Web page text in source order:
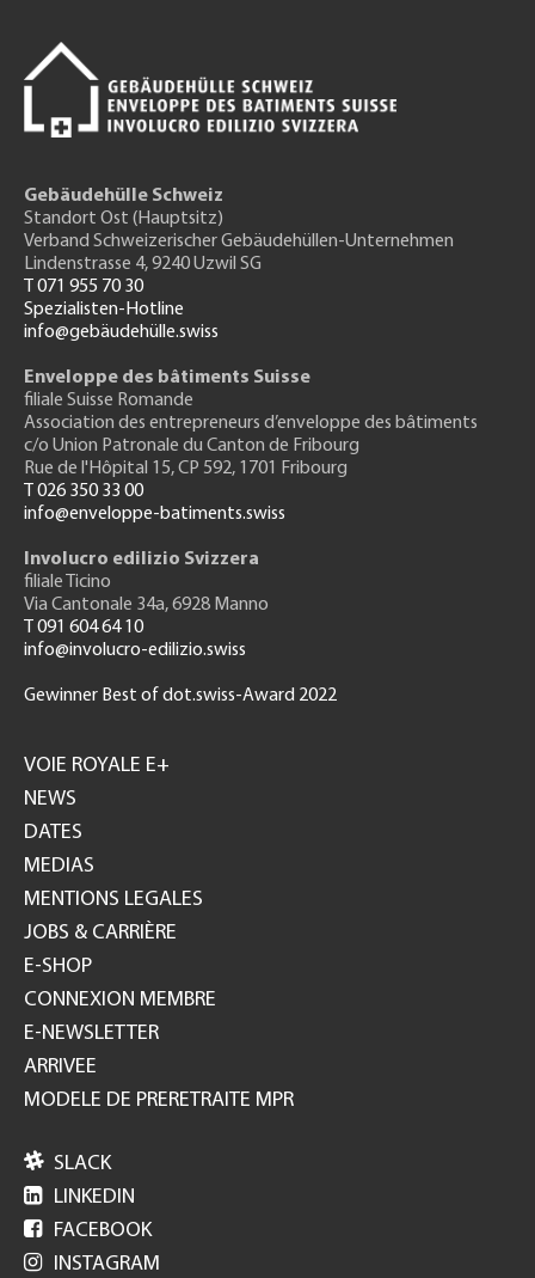
Gebäudehülle Schweiz
Standort Ost (Hauptsitz)
Verband Schweizerischer Gebäudehüllen-Unternehmen
Lindenstrasse 4, 9240 Uzwil SG
T 071 955 70 30
Spezialisten-Hotline
info@gebäudehülle.swiss
Enveloppe des bâtiments Suisse
filiale Suisse Romande
Association des entrepreneurs d’enveloppe des bâtiments
c/o Union Patronale du Canton de Fribourg
Rue de l'Hôpital 15, CP 592, 1701 Fribourg
T 026 350 33 00
info@enveloppe-batiments.swiss
Involucro edilizio Svizzera
filiale Ticino
Via Cantonale 34a, 6928 Manno
T 091 604 64 10
info@involucro-edilizio.swiss
Gewinner Best of dot.swiss-Award 2022
GH
VOIE ROYALE E+
NEWS
DATES
MEDIAS
MENTIONS LEGALES
JOBS & CARRIÈRE
E-SHOP
CONNEXION MEMBRE
E-NEWSLETTER
ARRIVEE
MODELE DE PRERETRAITE MPR
 SLACK
 LINKEDIN
 FACEBOOK
 INSTAGRAM